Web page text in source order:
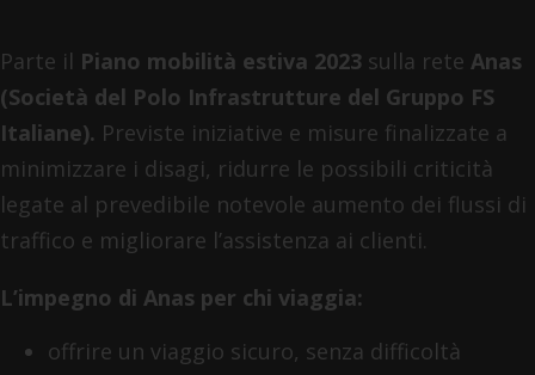
Parte il Piano mobilità estiva 2023 sulla rete Anas
(Società del Polo Infrastrutture del Gruppo FS
Italiane). Previste iniziative e misure finalizzate a
minimizzare i disagi, ridurre le possibili criticità
legate al prevedibile notevole aumento dei flussi di
traffico e migliorare l’assistenza ai clienti.
L’impegno di Anas per chi viaggia:
offrire un viaggio sicuro, senza difficoltà